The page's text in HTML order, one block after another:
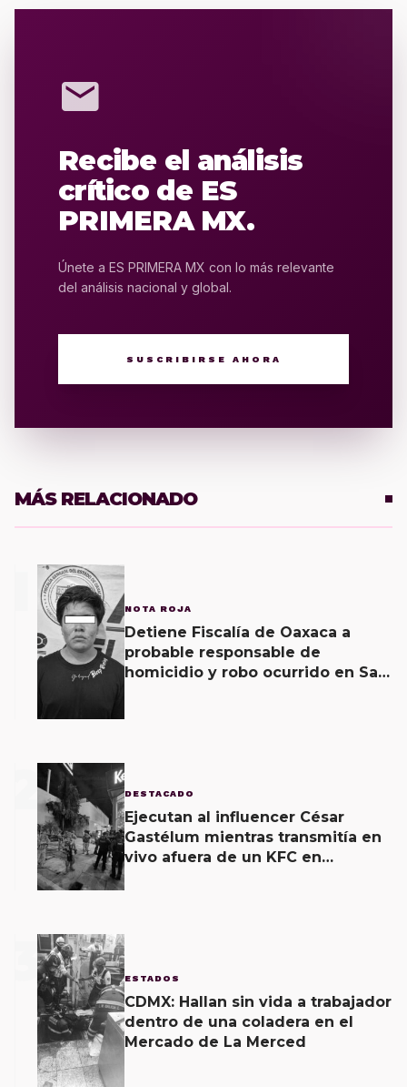
mail
Recibe el análisis
crítico de ES
PRIMERA MX.
Únete a ES PRIMERA MX con lo más relevante
del análisis nacional y global.
SUSCRIBIRSE AHORA
MÁS RELACIONADO
NOTA ROJA
Detiene Fiscalía de Oaxaca a
probable responsable de
homicidio y robo ocurrido en San
2 DESTACADO
Ejecutan al influencer César
Gastélum mientras transmitía en
vivo afuera de un KFC en
3 ESTADOS
CDMX: Hallan sin vida a trabajador
dentro de una coladera en el
Mercado de La Merced